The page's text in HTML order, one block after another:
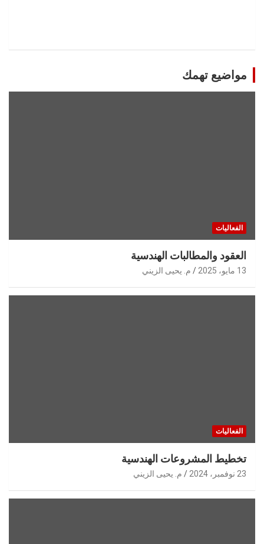
مواضيع تهمك
الفعاليات
العقود والمطالبات الهندسية
13 مايو، 2025 م. يحيى الزيني
الفعاليات
تخطيط المشروعات الهندسية
23 نوفمبر، 2024 م. يحيى الزيني